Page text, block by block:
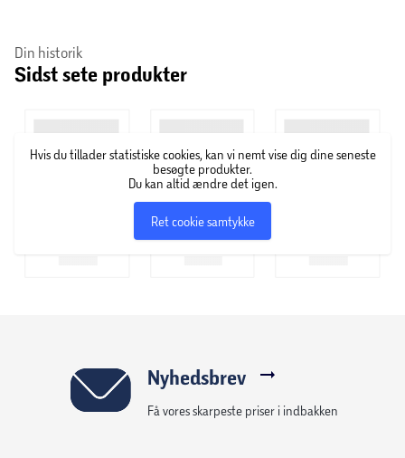
Din historik
Sidst sete produkter
Hvis du tillader statistiske cookies, kan vi nemt vise dig dine seneste
besøgte produkter.
Du kan altid ændre det igen.
Ret cookie samtykke
Nyhedsbrev
Få vores skarpeste priser i indbakken